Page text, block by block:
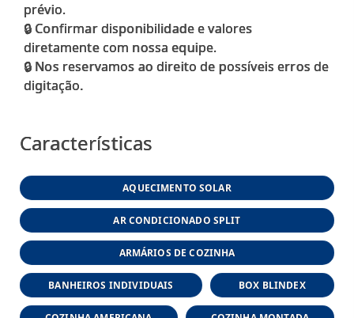
prévio.
🔒 Confirmar disponibilidade e valores
diretamente com nossa equipe.
🔒 Nos reservamos ao direito de possíveis erros de
digitação.
Características
AQUECIMENTO SOLAR
AR CONDICIONADO SPLIT
ARMÁRIOS DE COZINHA
BANHEIROS INDIVIDUAIS BOX BLINDEX